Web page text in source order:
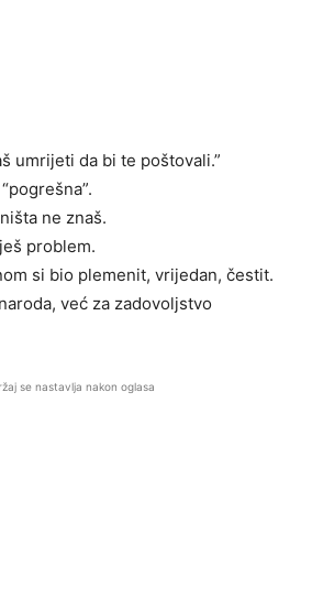
umrijeti da bi te poštovali.”
ne znaš.
problem.
si bio plemenit, vrijedan, čestit.
već za zadovoljstvo
se nastavlja nakon oglasa